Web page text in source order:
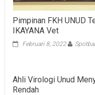
Pimpinan FKH UNUD
IKAYANA Vet
Februari 8, 2022
Ahli Virologi Unud
Rendah